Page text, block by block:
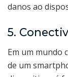
danos ao
5.
Em um mundo
de um